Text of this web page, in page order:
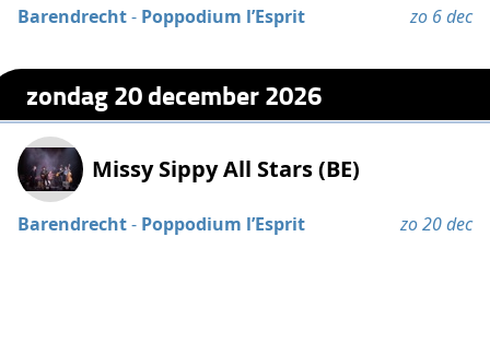
Barendrecht- Poppodium l’Esprit zo 6 dec
zondag 20 december 2026
Missy Sippy All Stars (BE)
Barendrecht- Poppodium l’Esprit zo 20 dec